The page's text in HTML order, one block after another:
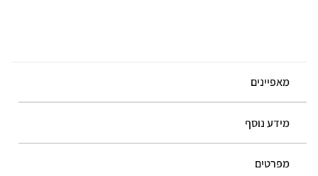
מאפיינים
מידע נוסף
מפרטים